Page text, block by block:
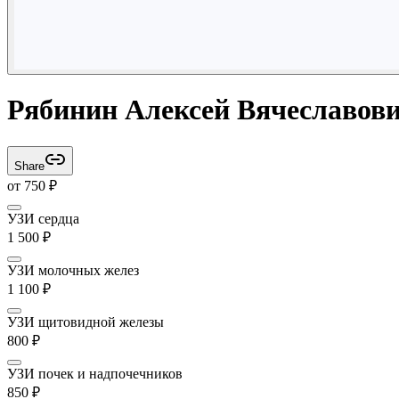
Рябинин Алексей
Share
от 750 ₽
УЗИ сердца
1 500 ₽
УЗИ молочных желез
1 100 ₽
УЗИ щитовидной железы
800 ₽
УЗИ почек и надпочечников
850 ₽